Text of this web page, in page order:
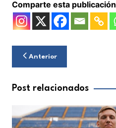
Comparte esta publicación
Navegación
de
entradas
Anterior
Post relacionados